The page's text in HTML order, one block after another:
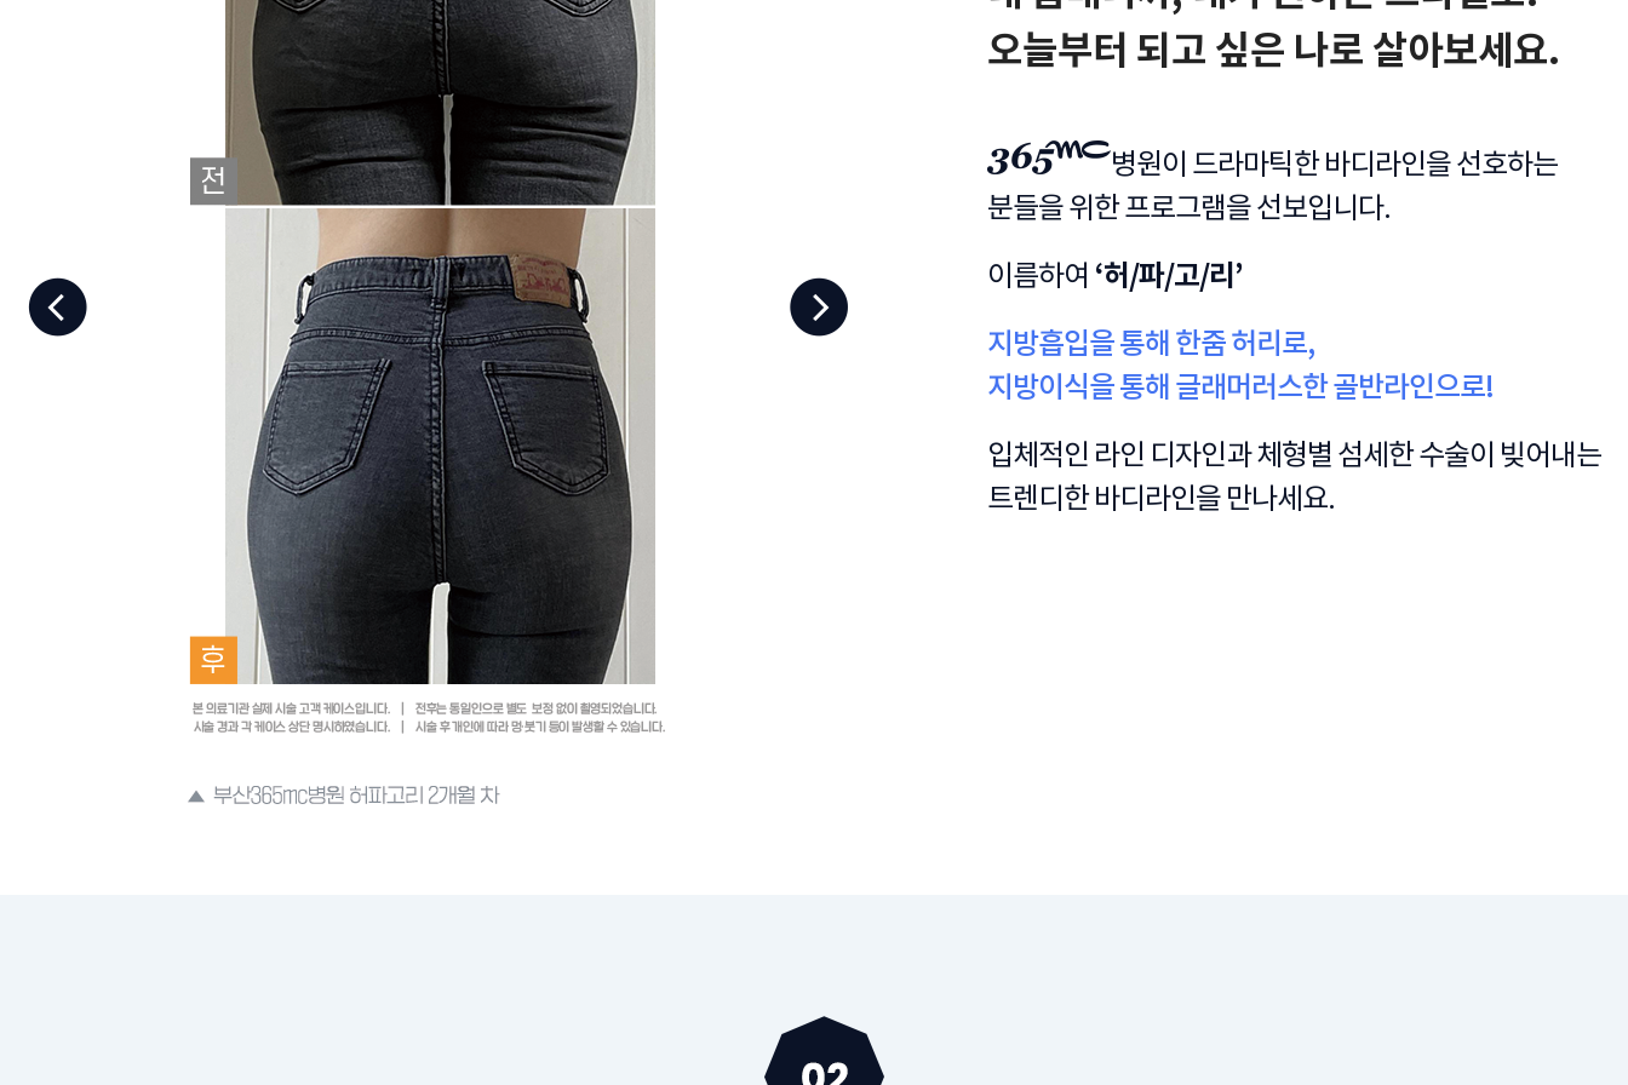
오늘부터 되고 싶은 나로 살아보세요.
병원이 드라마틱한 바디라인을 선호하는
분들을 위한 프로그램을 선보입니다.
이름하여 ‘허/파/고/리’
지방흡입을 통해 한줌 허리로,
지방이식을 통해 글래머러스한 골반라인으로!
입체적인 라인 디자인과 체형별 섬세한 수술이 빚어내는
트렌디한 바디라인을 만나세요.